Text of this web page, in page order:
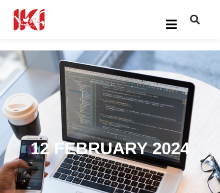
12 FEBRUARY 2024